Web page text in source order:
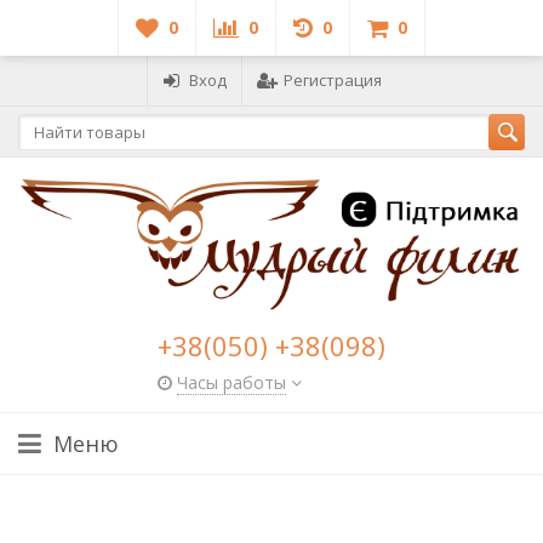
0 0 0 0
Вход Регистрация
+38(050) +38(098)
Часы работы
Меню